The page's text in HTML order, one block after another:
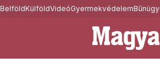
BelföldKülföldVideóGyermekvédelemBűnügy